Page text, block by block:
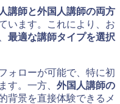
講師と外国人講師の両方
います。これにより、お
最適な講師タイプを選択
ォローが可能で、特に初
す。一方、 外国人講師の
背景を直接体験できるメ